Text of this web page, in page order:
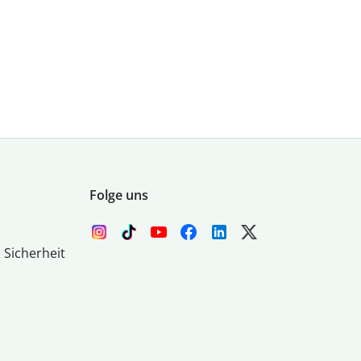
Folge uns